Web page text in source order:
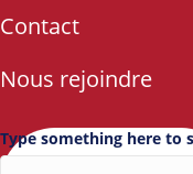
Contact
Nous rejoindre
Type something here to